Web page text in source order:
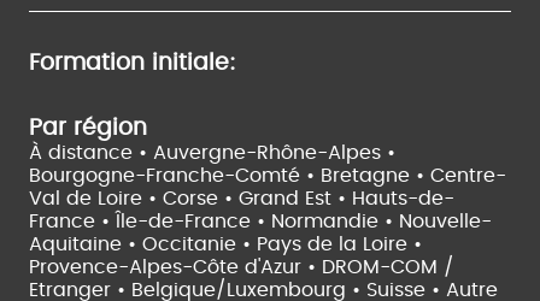
Formation initiale:
Par région
À distance • Auvergne-Rhône-Alpes •
Bourgogne-Franche-Comté • Bretagne • Centre-
Val de Loire • Corse • Grand Est • Hauts-de-
France •
Île-de-France • Normandie • Nouvelle-
Aquitaine • Occitanie • Pays de la Loire •
Provence-Alpes-Côte d'Azur • DROM-COM /
Etranger • Belgique/Luxembourg • Suisse • Autre